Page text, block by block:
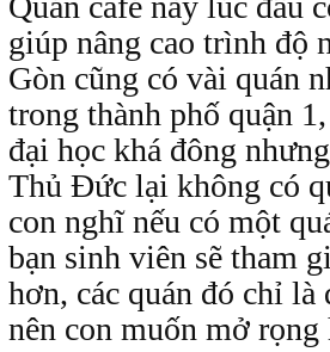
giúp nâng cao trình độ
Gòn cũng có vài quán
trong thành phố quận
đại học khá đông
Thủ Đức lại không có
con nghĩ nếu có một
bạn sinh viên sẽ tham
hơn, các quán đó chỉ
nên con muốn mở